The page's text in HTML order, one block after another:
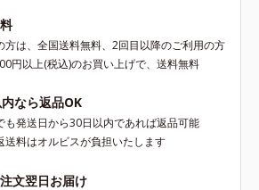
方は、全国送料無料、2回目以降のご利用の方
円以上(税込)のお買い上げで、送料無料
なら返品OK
も発送日から30日以内であれば返品可能
料はオルビスが負担いたします
文翌日お届け